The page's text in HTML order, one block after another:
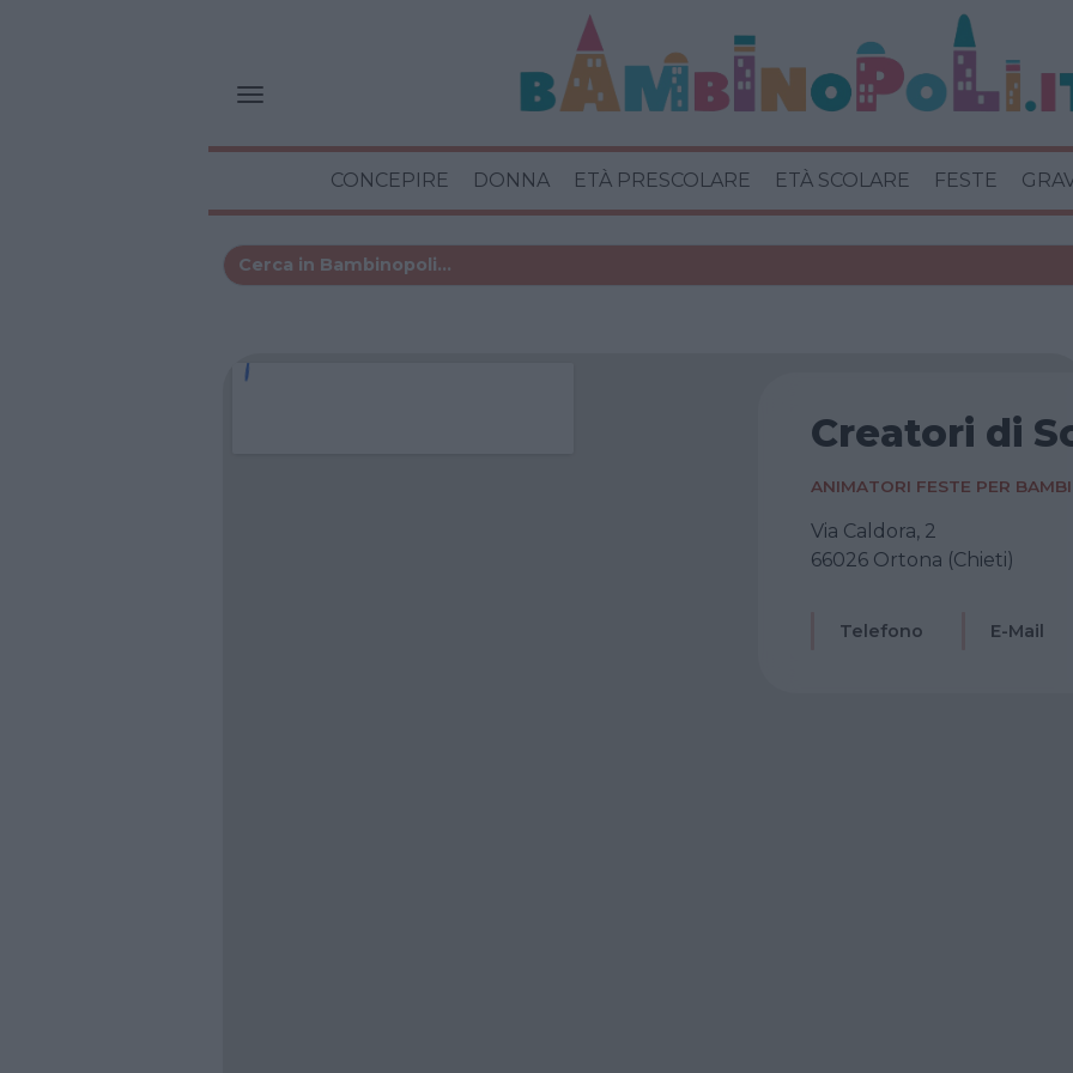
CONCEPIRE DONNA ETÀ PRESCOLARE ETÀ SCOLARE FESTE
Creatori di
ANIMATORI FESTE PER
Via Caldora, 2
66026 Ortona (Chieti)
Telefono E-Mail